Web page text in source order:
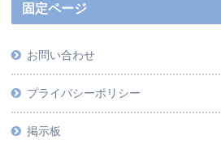
固定ページ
お問い合わせ
プライバシーポリシー
掲示板